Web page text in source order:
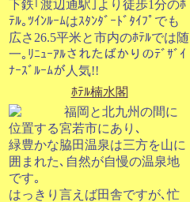
下鉄｢渡辺通駅｣より徒歩1分のﾎ
ﾃﾙ｡ﾂｲﾝﾙｰﾑはｽﾀﾝﾀﾞｰﾄﾞﾀｲﾌﾟでも
広さ26.5平米と市内のﾎﾃﾙでは随
一｡ﾘﾆｭｰｱﾙされたばかりのﾃﾞｻﾞｲ
ﾅｰｽﾞﾙｰﾑが人気!!
ﾎﾃﾙ楠水閣
福岡と北九州の間に
位置する宮若市にあり､
緑豊かな脇田温泉は三方を山に
囲まれた､自然が自慢の温泉地
です｡
はっきり言えば田舎ですが､忙